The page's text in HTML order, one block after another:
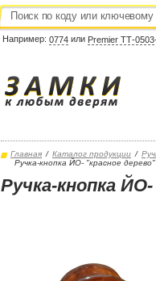
Например: 0774 или Premier ТТ-
Главная / Каталог продукции /
Ручка-кнопка ЙО- "красное
Ручка-кнопка